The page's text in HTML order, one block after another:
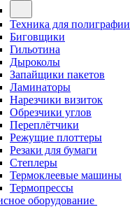
Техника для полиграфии
Биговщики
Гильотина
Дыроколы
Запайщики пакетов
Ламинаторы
Нарезчики визиток
Обрезчики углов
Переплётчики
Режущие плоттеры
Резаки для бумаги
Степлеры
Термоклеевые машины
Термопрессы
оборудование